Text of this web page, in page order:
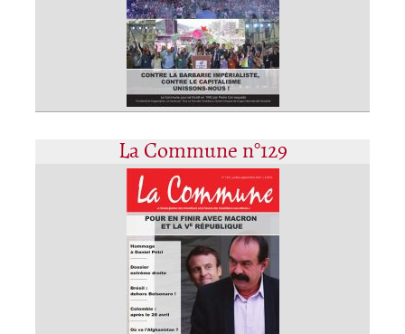
La Commune n°129